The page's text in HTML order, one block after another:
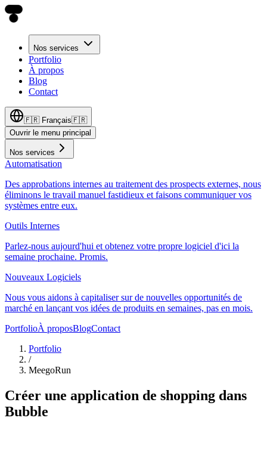
Nos services
Portfolio
À propos
Blog
Contact
🇫🇷 Français🇫🇷
Ouvrir le menu principal
Nos services
Automatisation
Des approbations internes au traitement des prospects externes, nous
éliminons le travail manuel fastidieux et faisons communiquer vos
systèmes entre eux.
Outils Internes
Parlez-nous aujourd'hui et obtenez votre propre logiciel d'ici la
semaine prochaine. Promis.
Nouveaux Logiciels
Nous vous aidons à capitaliser sur de nouvelles opportunités de
marché en lançant vos idées de produits en semaines, pas en mois.
PortfolioÀ proposBlogContact
Portfolio
/
MeegoRun
Créer une application de shopping dans
Bubble